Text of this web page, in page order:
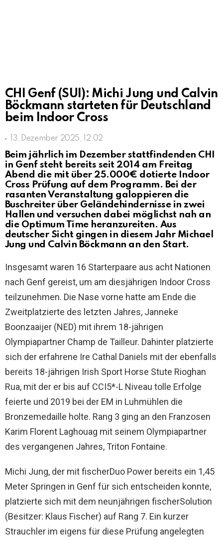
CHI Genf (SUI): Michi Jung und Calvin
Böckmann starteten für Deutschland
beim Indoor Cross
13. Dezember 2025, 12:02
Beim jährlich im Dezember stattfindenden CHI
in Genf steht bereits seit 2014 am Freitag
Abend die mit über 25.000€ dotierte Indoor
Cross Prüfung auf dem Programm. Bei der
rasanten Veranstaltung galoppieren die
Buschreiter über Geländehindernisse in zwei
Hallen und versuchen dabei möglichst nah an
die Optimum Time heranzureiten. Aus
deutscher Sicht gingen in diesem Jahr Michael
Jung und Calvin Böckmann an den Start.
Insgesamt waren 16 Starterpaare aus acht Nationen
nach Genf gereist, um am diesjährigen Indoor Cross
teilzunehmen. Die Nase vorne hatte am Ende die
Zweitplatzierte des letzten Jahres, Janneke
Boonzaaijer (NED) mit ihrem 18-jährigen
Olympiapartner Champ de Tailleur. Dahinter platzierte
sich der erfahrene Ire Cathal Daniels mit der ebenfalls
bereits 18-jährigen Irish Sport Horse Stute Rioghan
Rua, mit der er bis auf CCI5*-L Niveau tolle Erfolge
feierte und 2019 bei der EM in Luhmühlen die
Bronzemedaille holte. Rang 3 ging an den Franzosen
Karim Florent Laghouag mit seinem Olympiapartner
des vergangenen Jahres, Triton Fontaine.
Michi Jung, der mit fischerDuo Power bereits ein 1,45
Meter Springen in Genf für sich entscheiden konnte,
platzierte sich mit dem neunjährigen fischerSolution
(Besitzer: Klaus Fischer) auf Rang 7. Ein kurzer
Strauchler im eigens für diese Prüfung angelegten